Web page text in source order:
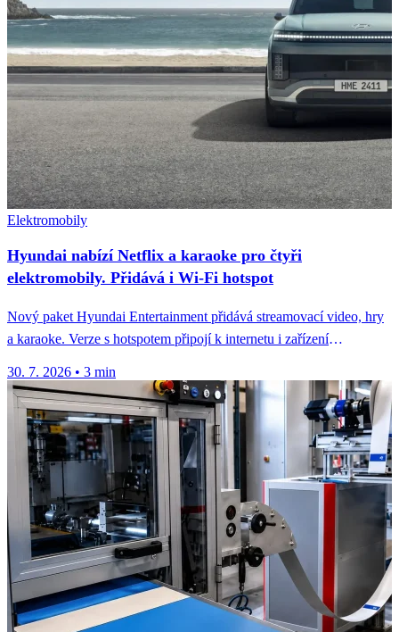
Elektromobily
Hyundai nabízí Netflix a karaoke pro čtyři
elektromobily. Přidává i Wi-Fi hotspot
Nový paket Hyundai Entertainment přidává streamovací video, hry
a karaoke. Verze s hotspotem připojí k internetu i zařízení
30. 7. 2026 • 3 min